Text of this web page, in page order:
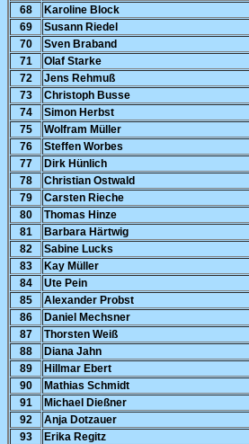
68
Karoline Block
69
Susann Riedel
70
Sven Braband
71
Olaf Starke
72
Jens Rehmuß
73
Christoph Busse
74
Simon Herbst
75
Wolfram Müller
76
Steffen Worbes
77
Dirk Hünlich
78
Christian Ostwald
79
Carsten Rieche
80
Thomas Hinze
81
Barbara Härtwig
82
Sabine Lucks
83
Kay Müller
84
Ute Pein
85
Alexander Probst
86
Daniel Mechsner
87
Thorsten Weiß
88
Diana Jahn
89
Hillmar Ebert
90
Mathias Schmidt
91
Michael Dießner
92
Anja Dotzauer
93
Erika Regitz